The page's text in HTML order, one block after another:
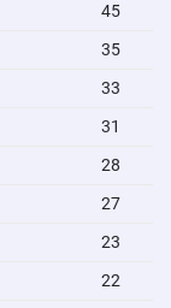
45
35
33
31
28
27
23
22